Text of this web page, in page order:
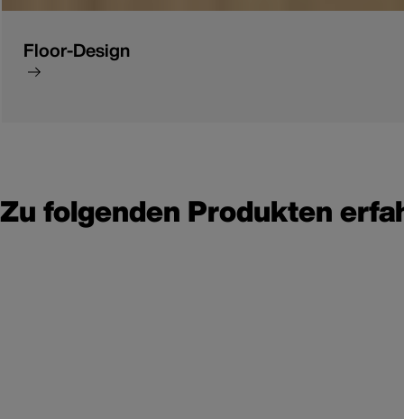
Floor-Design
Zu folgenden Produkten